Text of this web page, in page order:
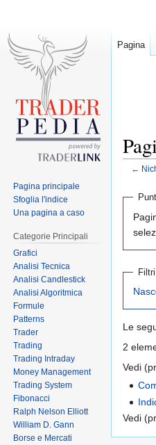
←
Jump
Jump
search
Filtri
Le
2
Vedi
Vedi
Pagina
Pagina principale
Sfoglia l'indice
Una pagina a caso
Categorie Principali
Grafici
Analisi Tecnica
Analisi Candlestick
Analisi Algoritmica
Formule
Patterns
Trader
Trading
Trading Intraday
Money Management
Trading System
Fibonacci
Ralph Nelson Elliott
William D. Gann
Borse e Mercati